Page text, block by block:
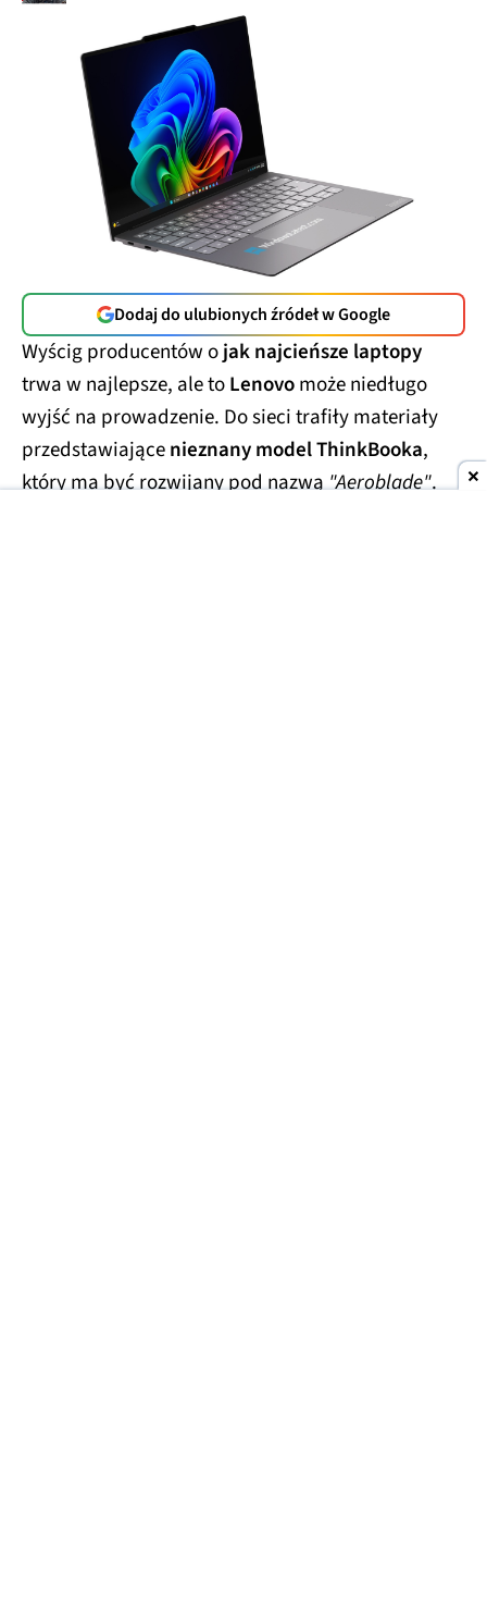
Dodaj do ulubionych źródeł w Google
Wyścig producentów ojak najcieńsze laptopy
trwa w najlepsze, ale toLenovomoże niedługo
wyjść na prowadzenie. Do sieci trafiły materiały
przedstawiającenieznany model ThinkBooka,
który ma być rozwijany pod nazwą"Aeroblade".